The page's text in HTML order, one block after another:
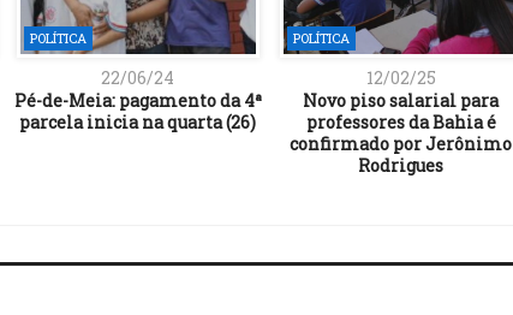
POLÍTICA
22/06/24
Pé-de-Meia: pagamento da 4ª
parcela inicia na quarta (26)
POLÍTICA
12/02/25
Novo piso salarial para
professores da Bahia é
confirmado por Jerônimo
Rodrigues